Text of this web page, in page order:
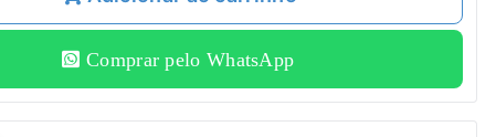
Comprar pelo WhatsApp